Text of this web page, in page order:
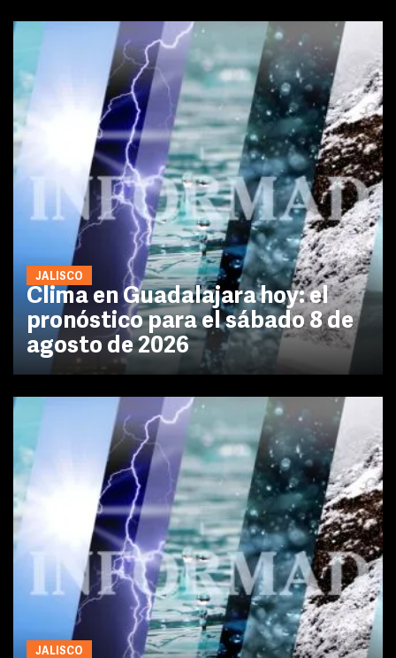
JALISCO
Clima en Guadalajara hoy: el
pronóstico para el sábado 8 de
agosto de 2026
JALISCO